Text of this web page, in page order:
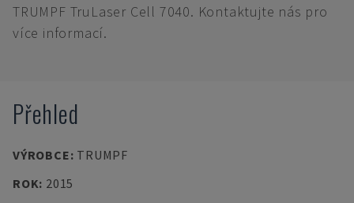
TRUMPF TruLaser Cell 7040. Kontaktujte nás pro
více informací.
Přehled
VÝROBCE: TRUMPF
ROK: 2015